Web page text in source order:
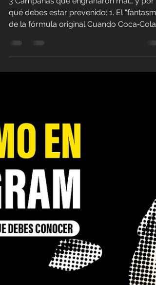
4 nov 2025
2 min de lectura
Historias de Marketing
que Dan Miedo
fórmula por una más dulce sería la chispa
que reavivara la marca frente a Pepsi. Pues
bien… lo que encontró fue un rechazo
masivo de sus consumidores leales,
quienes se sintieron traicionados. La
reacción fue tan negativa que la empresa
casi inmediatamente tuvo que volver a
lanzar la ve